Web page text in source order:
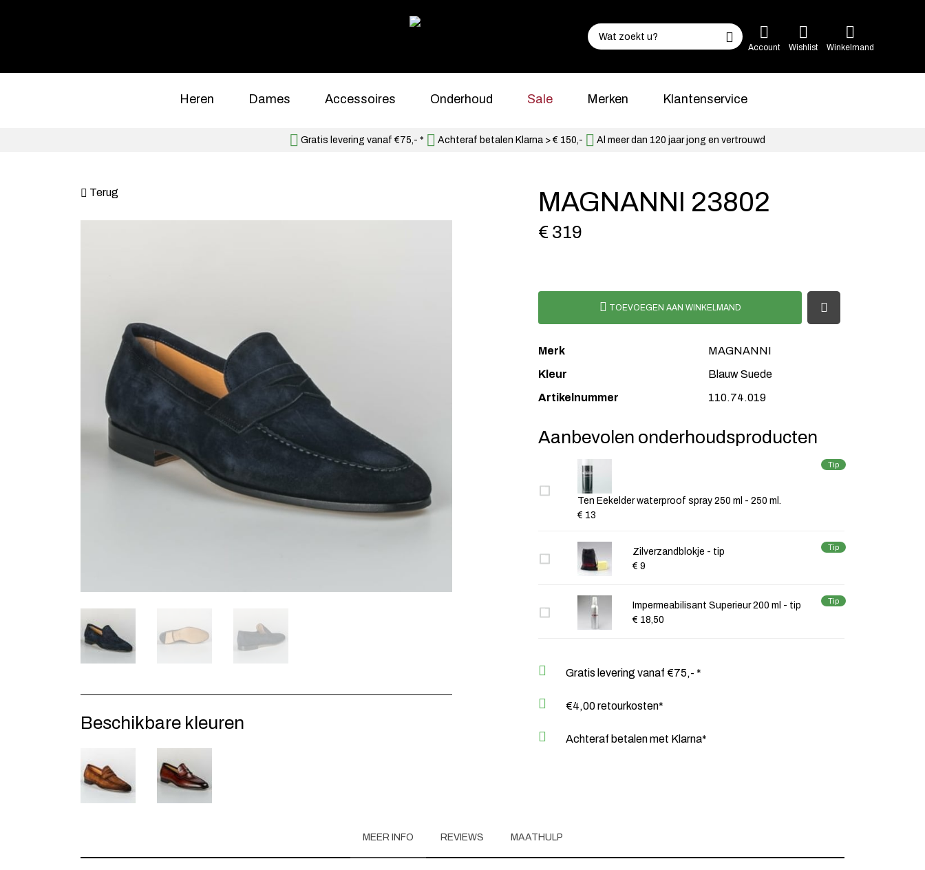
Account Wishlist Winkelmand
Heren Dames Accessoires Onderhoud Sale Merken Klantenservice
Gratis levering vanaf €75,- * Achteraf betalen Klarna > € 150,- Al meer dan 120 jaar jong en vertrouwd
Terug MAGNANNI 23802
Beschikbare kleuren
€ 319
TOEVOEGEN AAN WINKELMAND
Merk
MAGNANNI
Kleur
Blauw Suede
Artikelnummer
110.74.019
Aanbevolen onderhoudsproducten
Tip
Ten Eekelder waterproof spray 250 ml - 250 ml.
€ 13
Tip
Zilverzandblokje - tip
€ 9
Tip
Impermeabilisant Superieur 200 ml - tip
€ 18,50
Gratis levering vanaf €75,- *
€4,00 retourkosten*
Achteraf betalen met Klarna*
MEER INFO REVIEWS MAATHULP